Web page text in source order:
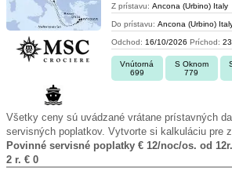
Z prístavu: Ancona (Urbino) Italy
Do prístavu: Ancona (Urbino)
Odchod: 16/10/2026 Príchod:
Vnútorná
699
S Oknom
779
Všetky ceny sú uvádzané vrátane prístavných
servisných poplatkov. Vytvorte si kalkuláciu pre
Povinné servisné poplatky € 12/noc/os. od
2 r. € 0